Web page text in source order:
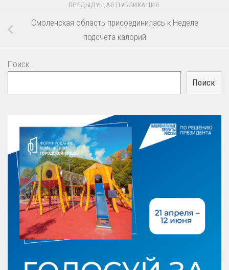
ПРЕДЫДУЩАЯ ПУБЛИКАЦИЯ
Смоленская область присоединилась к Неделе
подсчета калорий
Поиск
Поиск